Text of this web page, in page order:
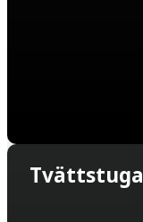
Tvättstuga